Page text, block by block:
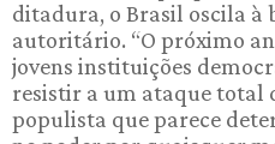
ditadura, o Brasil oscila à
autoritário. “O próximo
jovens instituições
resistir a um ataque total
populista que parece